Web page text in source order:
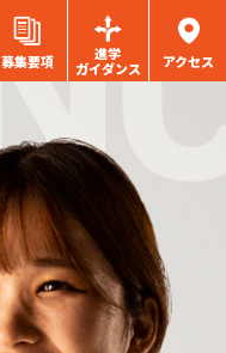
募集要項
進学
ガイダンス
アクセス